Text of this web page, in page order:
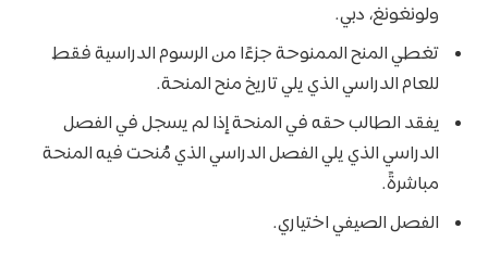
ولونغونغ، دبي.
تغطي المنح الممنوحة جزءًا من الرسوم الدراسية فقط
للعام الدراسي الذي يلي تاريخ منح المنحة.
يفقد الطالب حقه في المنحة إذا لم يسجل في الفصل
الدراسي الذي يلي الفصل الدراسي الذي مُنحت فيه المنحة
مباشرةً.
الفصل الصيفي اختياري.